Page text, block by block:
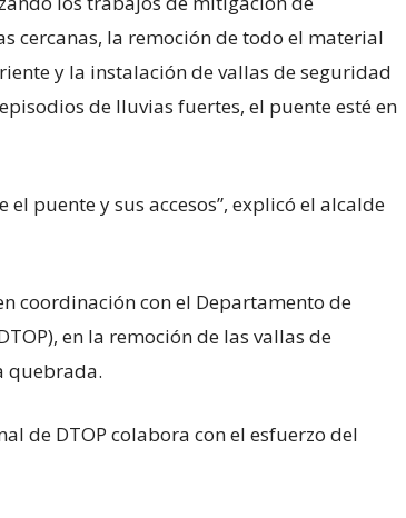
cercanas, la remoción de todo el material
y la instalación de vallas de seguridad
de lluvias fuertes, el puente esté en
puente y sus accesos”, explicó el alcalde
coordinación con el Departamento de
en la remoción de las vallas de
quebrada.
de DTOP colabora con el esfuerzo del